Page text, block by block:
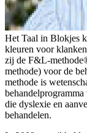
Het Taal in Blokjes
kleuren voor
zij de F&L-
methode) voor de
methode is
die dyslexie en
behandelen.